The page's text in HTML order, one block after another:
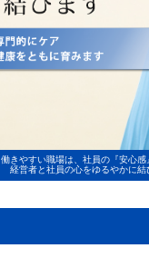
働きやすい職場は、社員の『安心感
経営者と社員の心をゆるやかに結